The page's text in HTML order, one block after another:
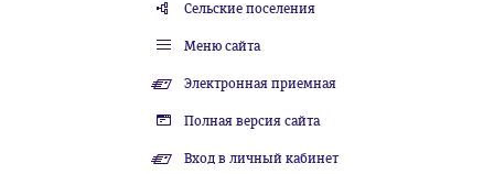
Сельские поселения
Меню сайта
Электронная приемная
Полная версия сайта
Вход в личный кабинет